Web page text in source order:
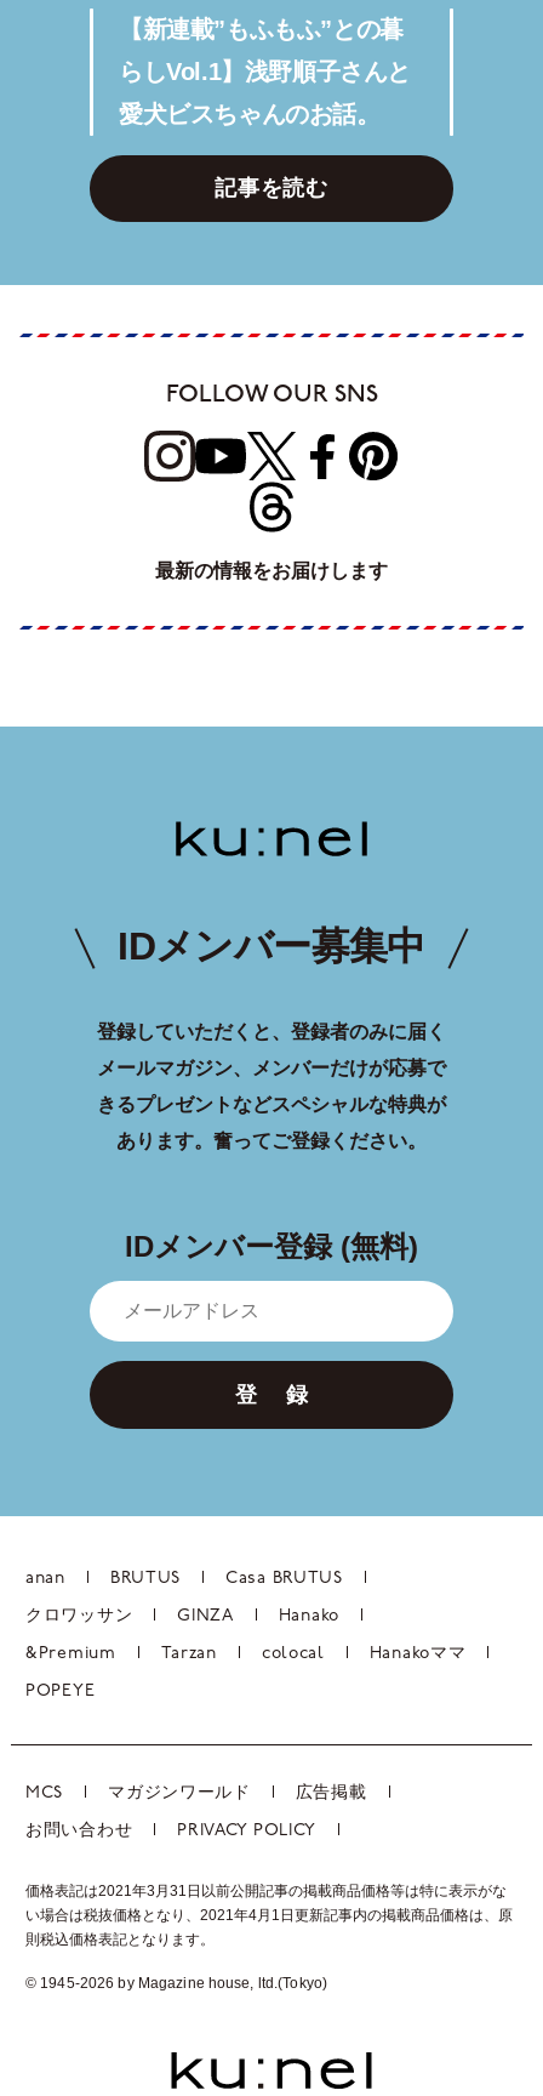
【新連載”もふもふ”との暮
らしVol.1】浅野順子さんと
愛犬ビスちゃんのお話。
記事を読む
FOLLOW OUR SNS
最新の情報をお届けします
IDメンバー募集中
登録していただくと、登録者のみに届く
メールマガジン、メンバーだけが応募で
きるプレゼントなどスペシャルな特典が
あります。 奮ってご登録ください。
IDメンバー登録 (無料)
登 録
anan BRUTUS Casa BRUTUS
クロワッサン GINZA Hanako
&Premium Tarzan colocal Hanakoママ
POPEYE
MCS マガジンワールド 広告掲載
お問い合わせ PRIVACY POLICY
価格表記は2021年3月31日以前公開記事の掲載商品価格等は特に表示がな
い場合は税抜価格となり、2021年4月1日更新記事内の掲載商品価格は、 原
則税込価格表記となります。
© 1945-2026 by Magazine house, ltd.(Tokyo)